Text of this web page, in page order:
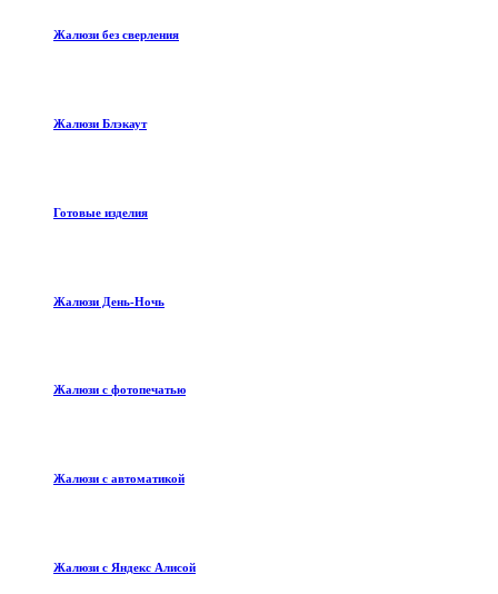
Жалюзи без сверления
Жалюзи Блэкаут
Готовые изделия
Жалюзи День-Ночь
Жалюзи с фотопечатью
Жалюзи с автоматикой
Жалюзи с Яндекс Алисой